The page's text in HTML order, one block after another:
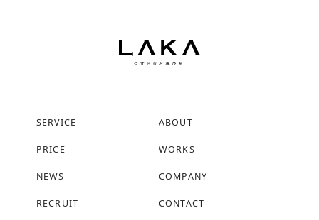
SERVICE ABOUT
PRICE WORKS
NEWS COMPANY
RECRUIT CONTACT